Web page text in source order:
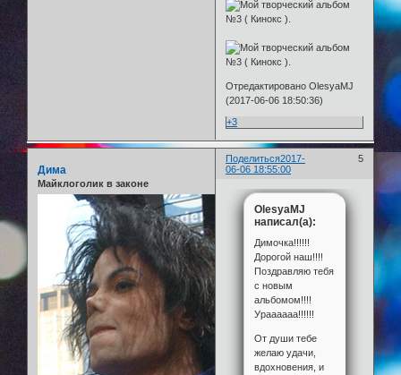
Отредактировано OlesyaMJ
(2017-06-06 18:50:36)
+3
Поделиться 5
2017-
06-06 18:55:00
Дима
Майклоголик в законе
OlesyaMJ
написал(а):
Димочка!!!!!!
Дорогой наш!!!!
Поздравляю тебя
с новым
альбомом!!!!
Ураааааа!!!!!!
От души тебе
желаю удачи,
вдохновения, и